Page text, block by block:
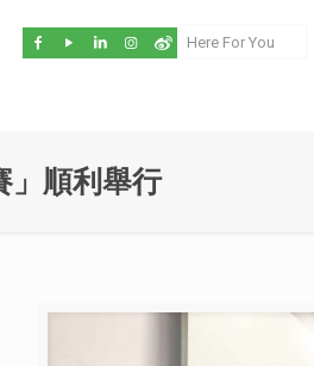
」順利舉行